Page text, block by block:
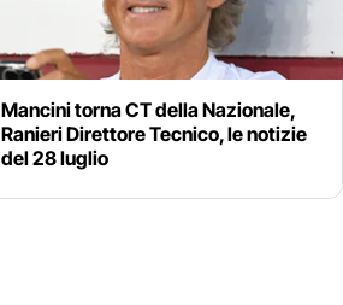
Mancini torna CT della Nazionale,
Ranieri Direttore Tecnico, le notizie
del 28 luglio